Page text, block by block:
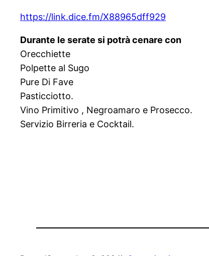
https://link.dice.fm/X88965dff929
Durante le serate si potrà cenare con
Orecchiette
Polpette al Sugo
Pure Di Fave
Pasticciotto.
Vino Primitivo , Negroamaro e Prosecco.
Servizio Birreria e Cocktail.